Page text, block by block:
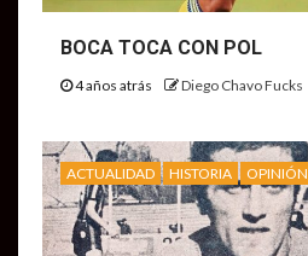
BOCA TOCA CON POL
4 años atrás Diego Chavo Fucks
ACTUALIDAD HISTORIA OPINIÓN